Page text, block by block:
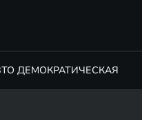
ДЕМОКРАТИЧЕСКАЯ